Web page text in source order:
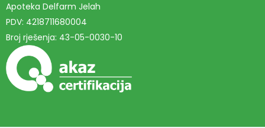
Apoteka Delfarm Jelah
PDV: 4218711680004
Broj rješenja: 43-05-0030-10